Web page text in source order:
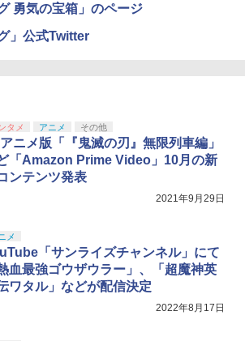
勇気の宝箱」のページ
」公式Twitter
タメ アニメ その他
ニメ版「『鬼滅の刃』無限列車編」
「Amazon Prime Video」10月の新
ンテンツ発表
2021年9月29日
メ
「サンライズチャンネル」にて
熱血最強ゴウザウラー」、「超魔神英
ワタル」などが配信決定
2022年8月17日